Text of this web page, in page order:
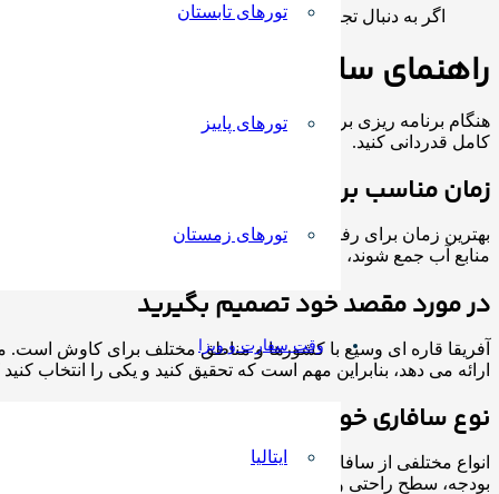
تورهای تابستان
تورهای پاییز
تورهای زمستان
وقت سفارت و ویزا
ایتالیا
اگر به دنبال تجربه‌ای هیجان‌انگیز در دل حیات وحش هستید،
راهنمای سافاری در سفرها و لوازم
هنگام برنامه ریزی برای سافاری باید چندین نکته را در نظر
کامل قدردانی کنید.
زمان مناسب برای رفتن را انتخاب کنید
بهترین زمان برای رفتن به تور سافاری آفریقا به علایق، بودجه
منابع آب جمع شوند، اما همچنین می‌تواند شلوغ‌تر و گران‌تر
در مورد مقصد خود تصمیم بگیرید
آفریقا قاره ای وسیع با کشورها و مناطق مختلف برای کاوش است.
ارائه می دهد، بنابراین مهم است که تحقیق کنید و یکی را انتخاب
نوع سافاری خود را انتخاب کنید
انواع مختلفی از سافاری وجود دارد، از جمله تورهای گروهی با
بودجه، سطح راحتی و سطح ترجیحی ماجراجویی خود را در نظر